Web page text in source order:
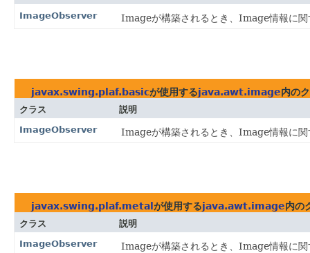
ImageObserver
Imageが構築されるとき、Image情報に関
javax.swing.plaf.basicが使用するjava.awt.image内の
クラス
説明
ImageObserver
Imageが構築されるとき、Image情報に関
javax.swing.plaf.metal が使用するjava.awt.image内の
クラス
説明
ImageObserver
Imageが構築されるとき、Image情報に関